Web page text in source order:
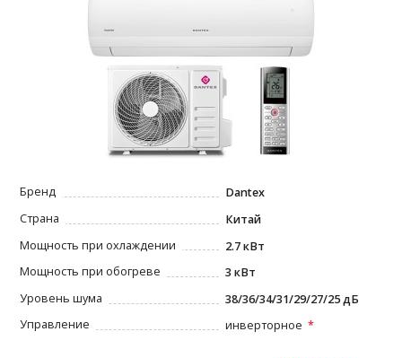
Бренд
Dantex
Страна
Китай
Мощность при охлаждении
2.7 кВт
Мощность при обогреве
3 кВт
Уровень шума
38/36/34/31/29/27/25 дБ
Управление
инверторное